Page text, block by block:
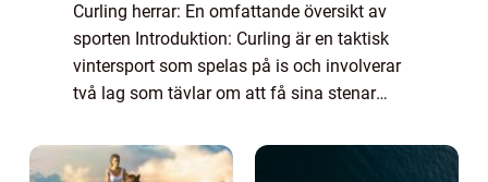
Curling herrar: En omfattande översikt av
sporten Introduktion: Curling är en taktisk
vintersport som spelas på is och involverar
två lag som tävlar om att få sina stenar
”house”. I denna artikel komme...